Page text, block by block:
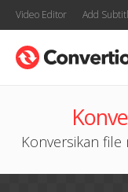
Video Editor Add
Konversikan file